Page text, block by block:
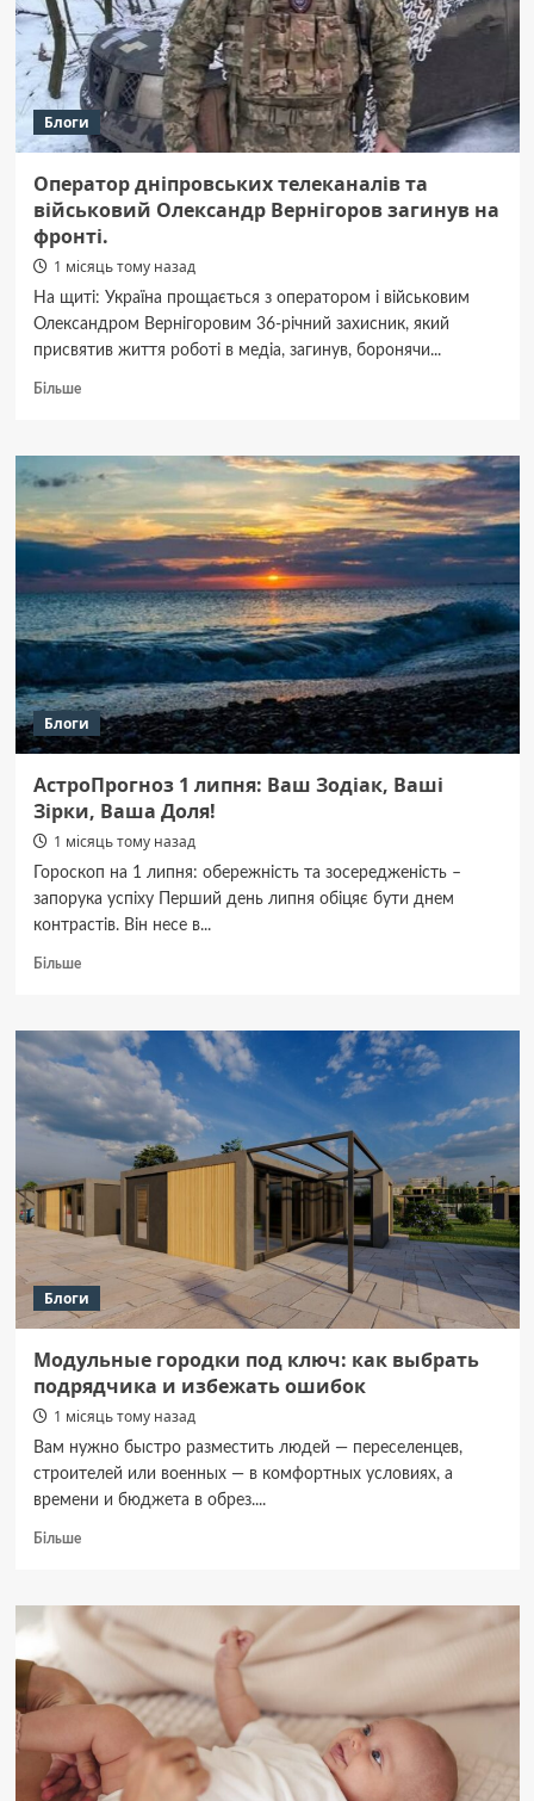
при
покупці
Блоги
Оператор дніпровських телеканалів та
військовий Олександр Вернігоров загинув на
фронті.
1 місяць тому назад
На щиті: Україна прощається з оператором і військовим
Олександром Вернігоровим 36-річний захисник, який
присвятив життя роботі в медіа, загинув, боронячи...
БільшеДокладніше
дніпровських
телеканалів
військовий
Олександр
Вернігоров
загинув
на
фронті.
Блоги
АстроПрогноз 1 липня: Ваш Зодіак, Ваші
Зірки, Ваша Доля!
1 місяць тому назад
Гороскоп на 1 липня: обережність та зосередженість –
запорука успіху Перший день липня обіцяє бути днем
контрастів. Він несе в...
БільшеДокладніше
1
липня:
Ваш
Зодіак,
Ваші
Зірки,
Ваша
Доля!
Блоги
Модульные городки под ключ: как выбрать
подрядчика и избежать ошибок
1 місяць тому назад
Вам нужно быстро разместить людей — переселенцев,
строителей или военных — в комфортных условиях, а
времени и бюджета в обрез....
БільшеДокладніше
городки
под
ключ:
выбрать
подрядчика
избежать
ошибок